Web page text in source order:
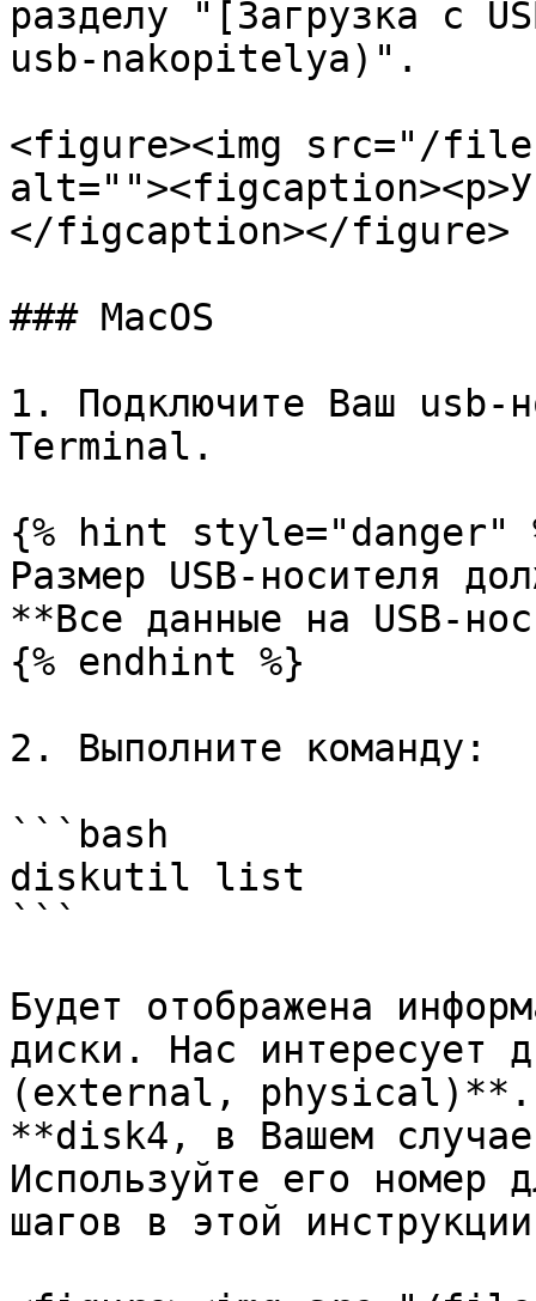
разделу "[Загрузка с
usb-nakopitelya)".
<figure><img src="/files/
</figcaption></figure>
### MacOS
1. Подключите Ваш usb-
Terminal.
{% hint style="danger"
Размер USB-носителя
**Все данные на USB-
{% endhint %}
2. Выполните команду:
```bash
diskutil list
```
Будет отображена
диски. Нас интересует
(external, physical)**.
**disk4, в Вашем
Используйте его номер
шагов в этой